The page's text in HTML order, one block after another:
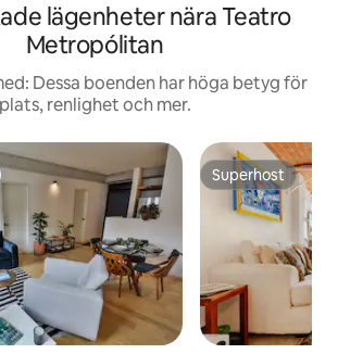
lägenheter nära Teatro
Metropólitan
Dessa boenden har höga betyg för
plats, renlighet och mer.
Superhost
Superhost